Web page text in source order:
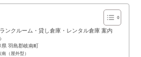
ンクルーム・貸し倉庫・レンタル倉庫 案内
県 羽島郡岐南町
（屋外型）